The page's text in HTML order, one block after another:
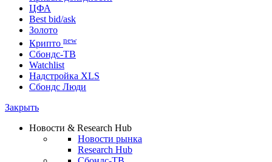
Портфель
Консенсусы
Поиск облигаций (ИИ)
Кривые доходности
ЦФА
Best bid/ask
Золото
Крипто new
Watchlist
Сбондс Люди